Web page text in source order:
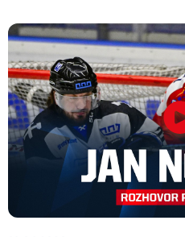
dětem.Charitativní
končí v neděli 11. ledna
Náhradní termín 15.
Úterý 18. listopadu |
Labem, které se mělo
listopadu, bylo z důvodu
. Kluby se
termínu, Bruslaři se s
v Kotlině ve středu 26.